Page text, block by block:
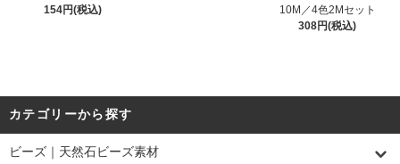
154円(税込)
10M／4色2Mセット
308円(税込)
カテゴリーから探す
ビーズ｜天然石ビーズ素材